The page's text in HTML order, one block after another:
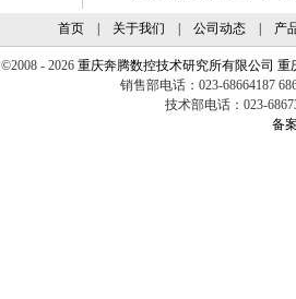
首页 关于我们 公司动态 产
©2008 - 2026 重庆奔腾数控技术研究所有限公司 重
销售部电话：023-68664187
技术部电话：023-
备